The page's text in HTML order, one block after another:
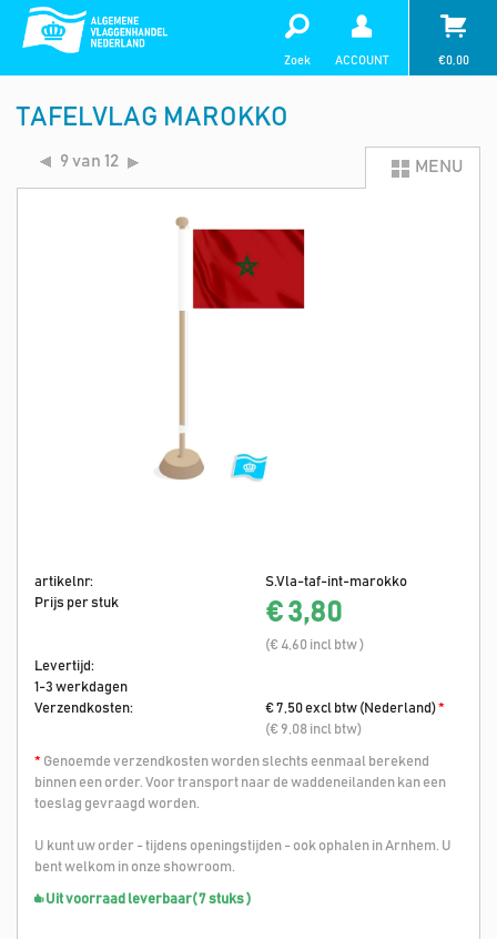
Zoek ACCOUNT €0,00
TAFELVLAG MAROKKO
9 van 12 MENU
artikelnr:
S.Vla-taf-int-marokko
Prijs per stuk
€ 3,80
(€ 4,60 incl btw )
Levertijd:
1-3 werkdagen
Verzendkosten:
€ 7,50 excl btw (Nederland)*
(€ 9,08 incl btw)
* Genoemde verzendkosten worden slechts eenmaal berekend
binnen een order. Voor transport naar de waddeneilanden kan een
toeslag gevraagd worden.
U kunt uw order - tijdens openingstijden - ook ophalen in Arnhem. U
bent welkom in onze showroom.
Uit voorraad leverbaar( 7 stuks )